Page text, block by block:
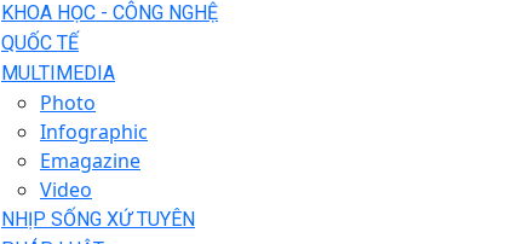
KHOA HỌC - CÔNG NGHỆ
QUỐC TẾ
MULTIMEDIA
Photo
Infographic
Emagazine
Video
NHỊP SỐNG XỨ TUYÊN